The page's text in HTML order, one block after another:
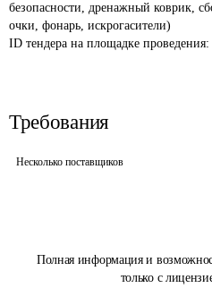
Полная информация и
только с
безопасности, дренажный коврик,
очки, фонарь, искрогасители)
ID тендера на площадке проведения:
Требования
Несколько поставщиков